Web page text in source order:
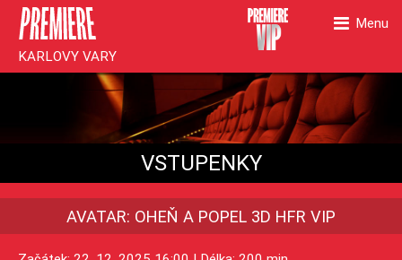
Menu
KARLOVY VARY
VSTUPENKY
AVATAR: OHEŇ A POPEL 3D HFR VIP